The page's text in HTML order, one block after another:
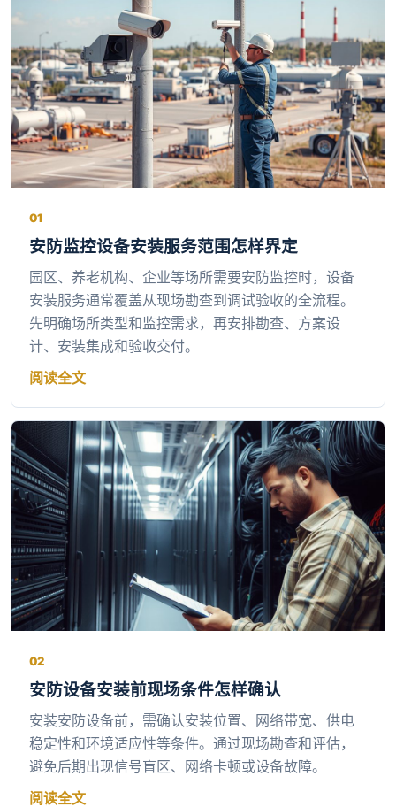
01
安防监控设备安装服务范围怎样界定
园区、养老机构、企业等场所需要安防监控时，设备
安装服务通常覆盖从现场勘查到调试验收的全流程。
先明确场所类型和监控需求，再安排勘查、方案设
计、安装集成和验收交付。
阅读全文
02
安防设备安装前现场条件怎样确认
安装安防设备前，需确认安装位置、网络带宽、供电
稳定性和环境适应性等条件。通过现场勘查和评估，
避免后期出现信号盲区、网络卡顿或设备故障。
阅读全文